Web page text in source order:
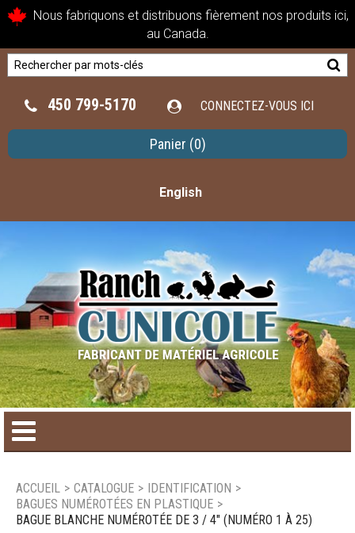
Nous fabriquons et distribuons fièrement nos produits ici,
au Canada.
450 799-5170 CONNECTEZ-VOUS ICI
Panier (0)
English
Catalogue de produit
ACCUEIL > CATALOGUE > IDENTIFICATION >
BAGUES NUMÉROTÉES EN PLASTIQUE >
BAGUE BLANCHE NUMÉROTÉE DE 3 / 4" (NUMÉRO 1 À 25)